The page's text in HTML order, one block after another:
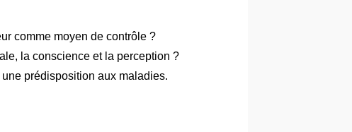
comme moyen de contrôle ?
la conscience et la perception ?
prédisposition aux maladies.